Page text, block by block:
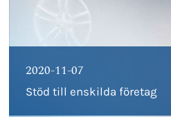
2020-11-07
Stöd till enskilda företag